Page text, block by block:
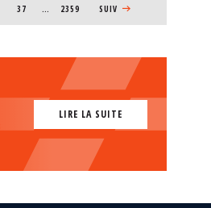
PAGE
37 … 2359 PAGE SUIVANTE
SUIV
LIRE LA SUITE